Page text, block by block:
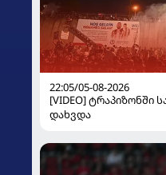
22:05/05-08-2026
[VIDEO] ტრაპიზონში
დახვდა